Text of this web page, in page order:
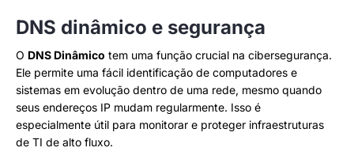
DNS dinâmico e segurança
O DNS Dinâmico tem uma função crucial na cibersegurança.
Ele permite uma fácil identificação de computadores e
sistemas em evolução dentro de uma rede, mesmo quando
seus endereços IP mudam regularmente. Isso é
especialmente útil para monitorar e proteger infraestruturas
de TI de alto fluxo.